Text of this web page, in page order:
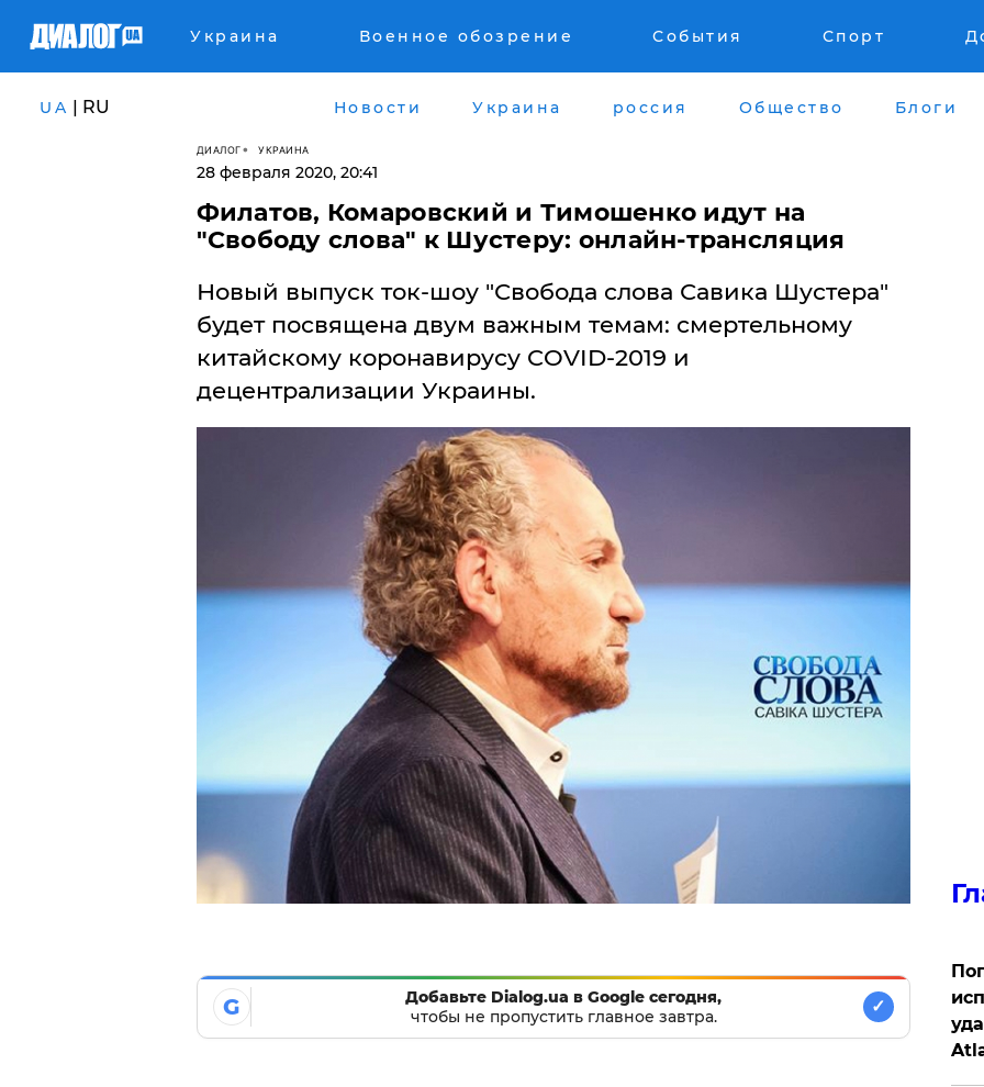
Украина Военное обозрение События Спорт
UA | RU Новости Украина россия Общество Блоги
ДИАЛОГ УКРАИНА
28 февраля 2020, 20:41
​Филатов, Комаровский и Тимошенко идут на
"Свободу слова" к Шустеру: онлайн-трансляция
Новый выпуск ток-шоу "Свобода слова Савика Шустера"
будет посвящена двум важным темам: смертельному
китайскому коронавирусу COVID-2019 и
децентрализации Украины.
G
Добавьте Dialog.ua в Google сегодня,
чтобы не пропустить главное завтра.
✓